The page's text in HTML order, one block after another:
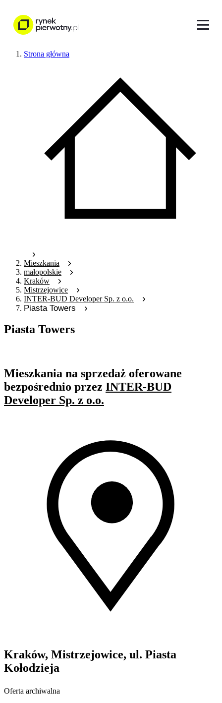
Strona główna
Mieszkania
małopolskie
Kraków
Mistrzejowice
INTER-BUD Developer Sp. z o.o.
Piasta Towers
Piasta Towers
Mieszkania na sprzedaż oferowane
bezpośrednio przez INTER-BUD
Developer Sp. z o.o.
Kraków, Mistrzejowice, ul. Piasta
Kołodzieja
Oferta archiwalna